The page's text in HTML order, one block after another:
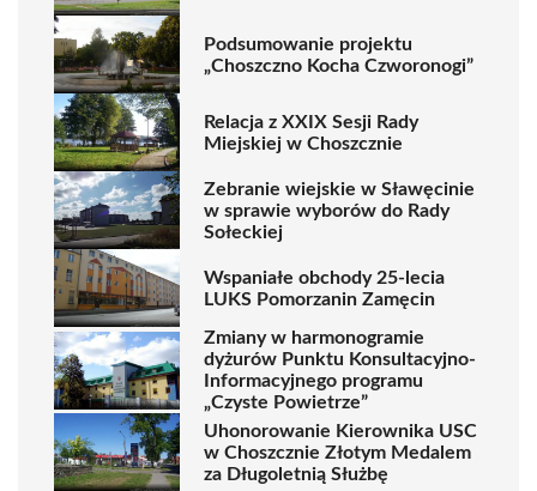
Podsumowanie projektu
„Choszczno Kocha Czworonogi”
Relacja z XXIX Sesji Rady
Miejskiej w Choszcznie
Zebranie wiejskie w Sławęcinie
w sprawie wyborów do Rady
Sołeckiej
Wspaniałe obchody 25-lecia
LUKS Pomorzanin Zamęcin
Zmiany w harmonogramie
dyżurów Punktu Konsultacyjno-
Informacyjnego programu
„Czyste Powietrze”
Uhonorowanie Kierownika USC
w Choszcznie Złotym Medalem
za Długoletnią Służbę